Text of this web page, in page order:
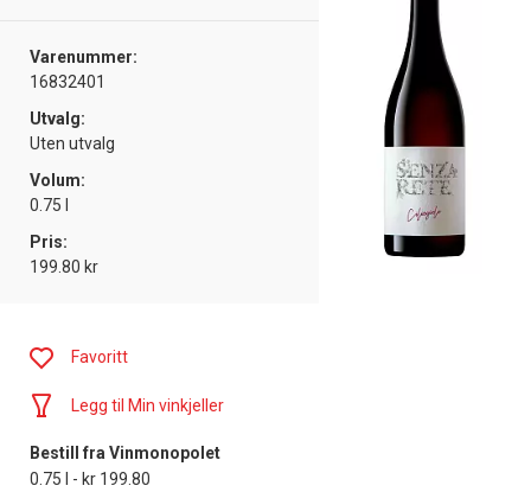
Varenummer:
16832401
Utvalg:
Uten utvalg
Volum:
0.75 l
Pris:
199.80 kr
Favoritt
Legg til Min vinkjeller
Bestill fra Vinmonopolet
0.75 l - kr 199.80